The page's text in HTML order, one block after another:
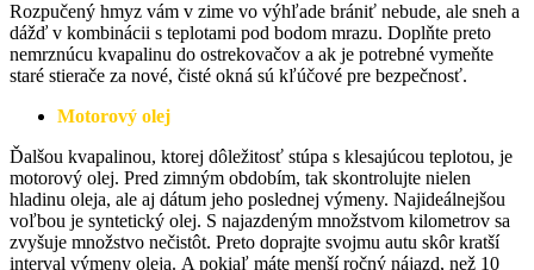
Rozpučený hmyz vám v zime vo výhľade brániť nebude, ale sneh a
dážď v kombinácii s teplotami pod bodom mrazu. Doplňte preto
nemrznúcu kvapalinu do ostrekovačov a ak je potrebné vymeňte
staré stierače za nové, čisté okná sú kľúčové pre bezpečnosť.
Motorový olej
Ďalšou kvapalinou, ktorej dôležitosť stúpa s klesajúcou teplotou, je
motorový olej. Pred zimným obdobím, tak skontrolujte nielen
hladinu oleja, ale aj dátum jeho poslednej výmeny. Najideálnejšou
voľbou je syntetický olej. S najazdeným množstvom kilometrov sa
zvyšuje množstvo nečistôt. Preto doprajte svojmu autu skôr kratší
interval výmeny oleja. A pokiaľ máte menší ročný nájazd, než 10